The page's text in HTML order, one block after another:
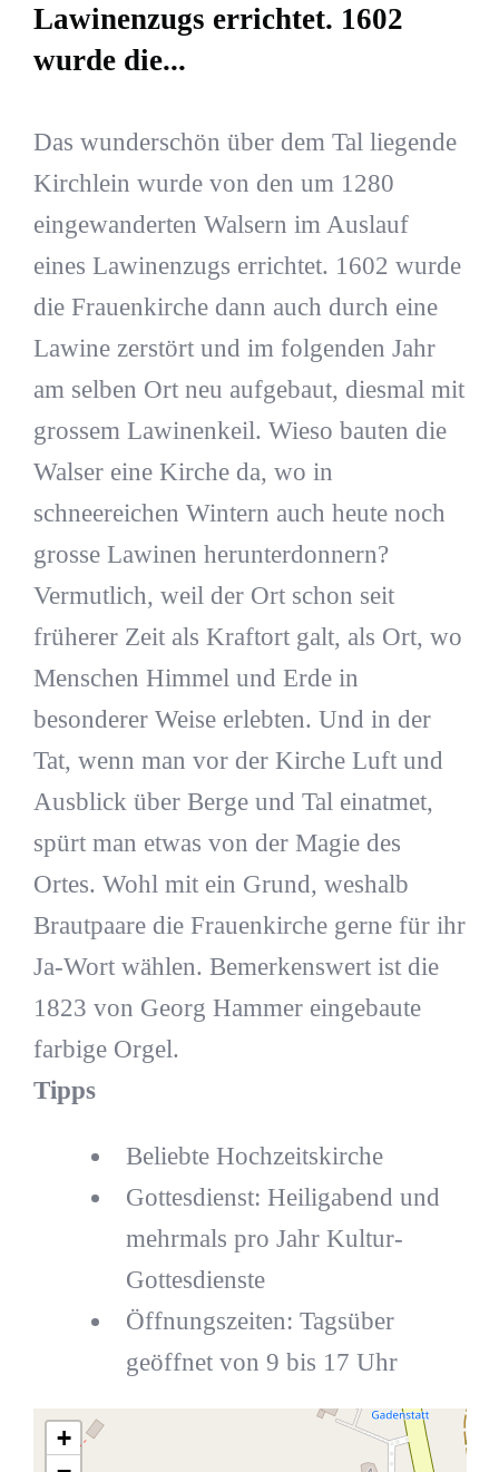
Lawinenzugs errichtet. 1602
wurde die...
Das wunderschön über dem Tal liegende
Kirchlein wurde von den um 1280
eingewanderten Walsern im Auslauf
eines Lawinenzugs errichtet. 1602 wurde
die Frauenkirche dann auch durch eine
Lawine zerstört und im folgenden Jahr
am selben Ort neu aufgebaut, diesmal mit
grossem Lawinenkeil. Wieso bauten die
Walser eine Kirche da, wo in
schneereichen Wintern auch heute noch
grosse Lawinen herunterdonnern?
Vermutlich, weil der Ort schon seit
früherer Zeit als Kraftort galt, als Ort, wo
Menschen Himmel und Erde in
besonderer Weise erlebten. Und in der
Tat, wenn man vor der Kirche Luft und
Ausblick über Berge und Tal einatmet,
spürt man etwas von der Magie des
Ortes. Wohl mit ein Grund, weshalb
Brautpaare die Frauenkirche gerne für ihr
Ja-Wort wählen. Bemerkenswert ist die
1823 von Georg Hammer eingebaute
farbige Orgel.
Tipps
Beliebte Hochzeitskirche
Gottesdienst: Heiligabend und
mehrmals pro Jahr Kultur-
Gottesdienste
Öffnungszeiten: Tagsüber
geöffnet von 9 bis 17 Uhr
+